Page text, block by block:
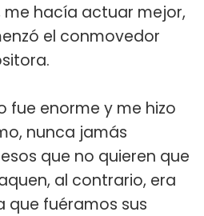
hacía actuar mejor,
el conmovedor
fue enorme y me hizo
nunca jamás
que no quieren que
al contrario, era
que fuéramos sus